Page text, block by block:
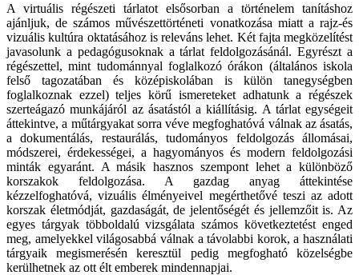
A virtuális régészeti tárlatot elsősorban a történelem tanításhoz
ajánljuk, de számos művészettörténeti vonatkozása miatt a rajz-és
vizuális kultúra oktatásához is releváns lehet. Két fajta megközelítést
javasolunk a pedagógusoknak a tárlat feldolgozásánál. Egyrészt a
régészettel, mint tudománnyal foglalkozó órákon (általános iskola
felső tagozatában és középiskolában is külön tanegységben
foglalkoznak ezzel) teljes körű ismereteket adhatunk a régészek
szerteágazó munkájáról az ásatástól a kiállításig. A tárlat egységeit
áttekintve, a műtárgyakat sorra véve megfoghatóvá válnak az ásatás,
a dokumentálás, restaurálás, tudományos feldolgozás állomásai,
módszerei, érdekességei, a hagyományos és modern feldolgozási
minták egyaránt. A másik hasznos szempont lehet a különböző
korszakok feldolgozása. A gazdag anyag áttekintése
kézzelfoghatóvá, vizuális élményeivel megérthetővé teszi az adott
korszak életmódját, gazdaságát, de jelentőségét és jellemzőit is. Az
egyes tárgyak többoldalú vizsgálata számos következtetést enged
meg, amelyekkel világosabbá válnak a távolabbi korok, a használati
tárgyaik megismerésén keresztül pedig megfogható közelségbe
kerülhetnek az ott élt emberek mindennapjai.